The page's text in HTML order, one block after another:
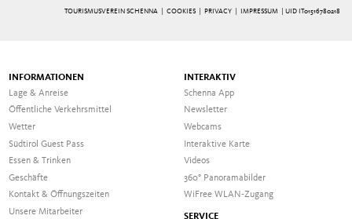
TOURISMUSVEREIN SCHENNA | COOKIES| PRIVACY| IMPRESSUM | UID IT01516780218
INFORMATIONEN
Lage & Anreise
Öffentliche Verkehrsmittel
Wetter
Südtirol Guest Pass
Essen & Trinken
Geschäfte
Kontakt & Öffnungszeiten
Unsere Mitarbeiter
INTERAKTIV
Schenna App
Newsletter
Webcams
Interaktive Karte
Videos
360° Panoramabilder
WiFree WLAN-Zugang
SERVICE